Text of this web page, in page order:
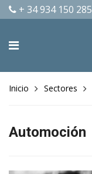
+ 34 934 150 285
Inicio Sectores
Automoción